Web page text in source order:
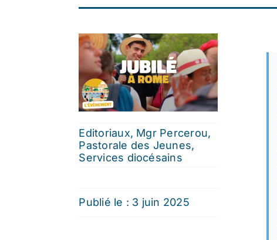
Editoriaux, Mgr Percerou,
Pastorale des Jeunes,
Services diocésains
Publié le : 3 juin 2025